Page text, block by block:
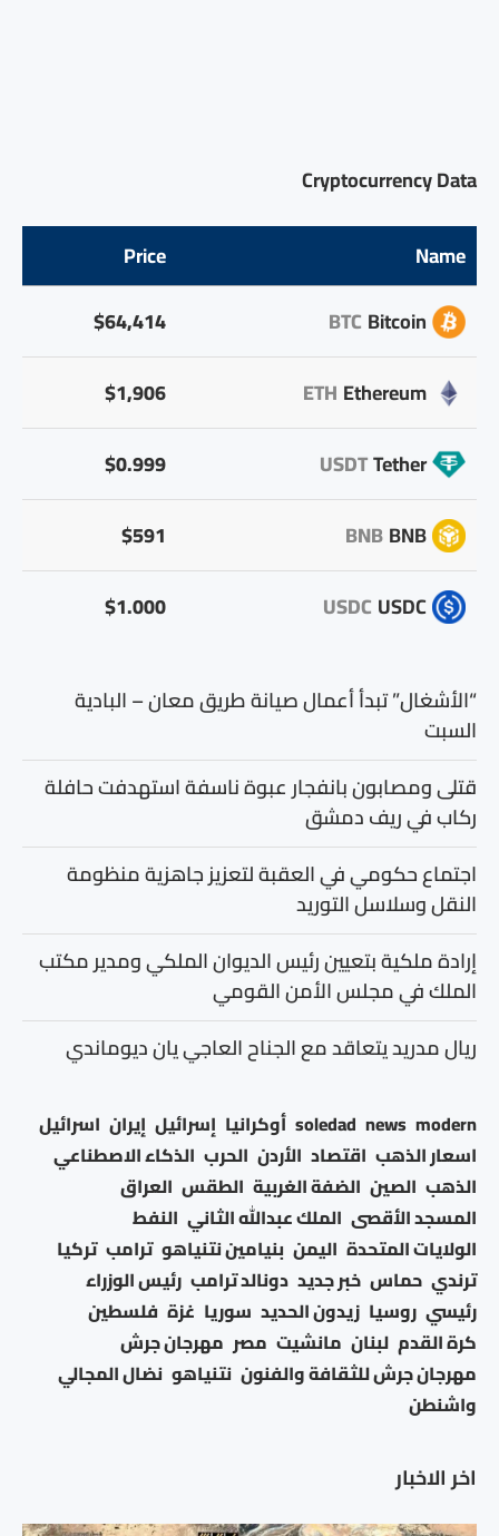
اخر الاخبار
Cryptocurrency Data
Name
Price
Bitcoin
BTC
$64,414
Ethereum
ETH
$1,906
Tether
USDT
$0.999
BNB
BNB
$591
USDC
USDC
$1.000
“الأشغال” تبدأ أعمال صيانة طريق معان – البادية
السبت
قتلى ومصابون بانفجار عبوة ناسفة استهدفت حافلة
ركاب في ريف دمشق
اجتماع حكومي في العقبة لتعزيز جاهزية منظومة
النقل وسلاسل التوريد
إرادة ملكية بتعيين رئيس الديوان الملكي ومدير مكتب
الملك في مجلس الأمن القومي
ريال مدريد يتعاقد مع الجناح العاجي يان ديوماندي
modern
news
soledad أوكرانيا إسرائيل إيران اسرائيل
اسعار الذهب اقتصاد الأردن الحرب الذكاء الاصطناعي
الذهب الصين الضفة الغربية الطقس العراق
المسجد الأقصى الملك عبدالله الثاني النفط
الولايات المتحدة اليمن بنيامين نتنياهو ترامب تركيا
ترندي حماس خبر جديد دونالد ترامب رئيس الوزراء
رئيسي روسيا زيدون الحديد سوريا غزة فلسطين
كرة القدم لبنان مانشيت مصر مهرجان جرش
مهرجان جرش للثقافة والفنون نتنياهو نضال المجالي
واشنطن